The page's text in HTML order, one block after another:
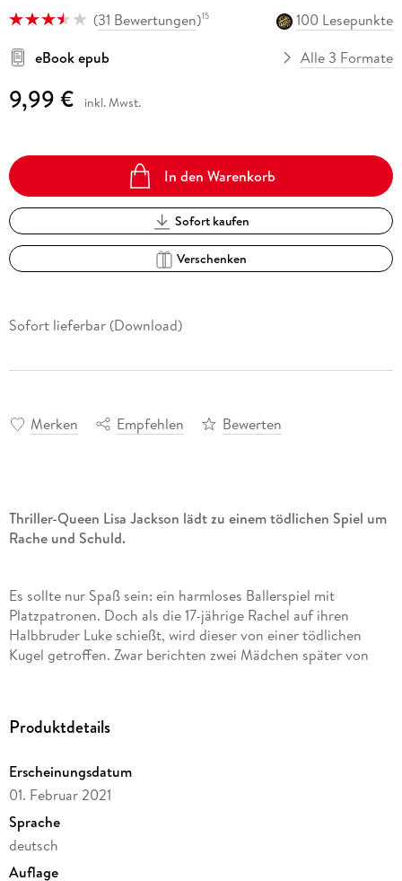
(31 Bewertungen)15
100 Lesepunkte
eBook epub
Alle 3 Formate
9,99 € inkl. Mwst.
In den Warenkorb
Sofort kaufen
Verschenken
Sofort lieferbar (Download)
Merken Empfehlen Bewerten
Thriller-Queen Lisa Jackson lädt zu einem tödlichen Spiel um
Rache und Schuld.
Es sollte nur Spaß sein: ein harmloses Ballerspiel mit
Platzpatronen. Doch als die 17-jährige Rachel auf ihren
Halbbruder Luke schießt, wird dieser von einer tödlichen
Kugel getroffen. Zwar berichten zwei Mädchen später von
20 Jahre später fühlt sich Rachel noch immer schuldig, und
Liebe, Detective Cade Ryder, zerbrochen. Doch dann werden
Rachels damalige Entlastungszeuginnen kurz nacheinander
brutal ermordet, sie selbst erhält ominöse Droh-Botschaften.
Als auch noch Rachels Tochter entführt wird, ist klar: Jemand
hat beschlossen, für Lukes Tod blutige Rache zu nehmen.
Doch weshalb erst jetzt - und was ist damals wirklich
Produktdetails
Erscheinungsdatum
01. Februar 2021
Sprache
deutsch
Auflage